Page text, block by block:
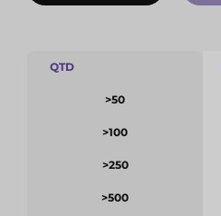
QTD
>50
>100
>250
>500